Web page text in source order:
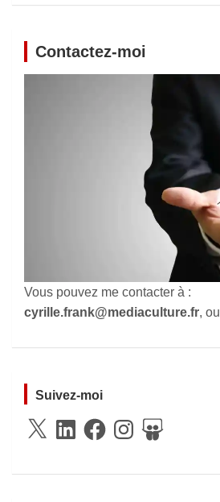
Contactez-moi
Vous pouvez me contacter à :
cyrille.frank@mediaculture.fr, ou
Suivez-moi
X
LinkedInFacebookInstagramSlideShare